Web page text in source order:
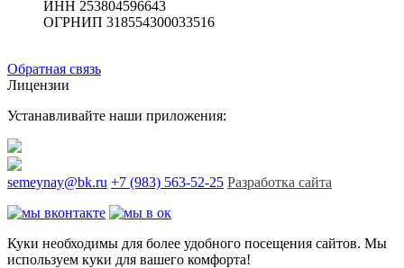
ИНН 253804596643
ОГРНИП 318554300033516
Обратная связь
Лицензии
Устанавливайте наши приложения:
semeynay@bk.ru +7 (983) 563-52-25 Разработка сайта
Куки необходимы для более удобного посещения сайтов. Мы
используем куки для вашего комфорта!